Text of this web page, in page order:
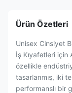
Ürün Özetleri
Unisex Cinsiyet
İş Kıyafetleri için
özellikle
tasarlanmış, iki
performanslı bir